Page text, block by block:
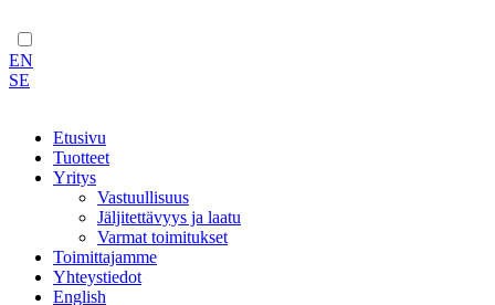
EN
SE
Etusivu
Tuotteet
Yritys
Vastuullisuus
Jäljitettävyys ja laatu
Varmat toimitukset
Toimittajamme
Yhteystiedot
English